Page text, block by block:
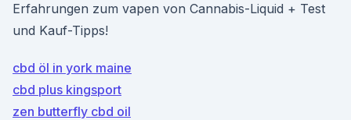
Erfahrungen zum vapen von Cannabis-Liquid + Test
und Kauf-Tipps!
cbd öl in york maine
cbd plus kingsport
zen butterfly cbd oil